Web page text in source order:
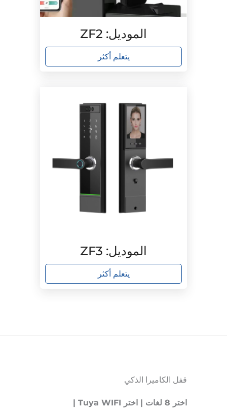
الموديل: ZF2
يتعلم أكثر
الموديل: ZF3
يتعلم أكثر
قفل الكاميرا الذكي
اختر 8 لغات | اختر Tuya WIFI |